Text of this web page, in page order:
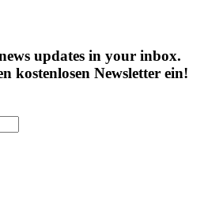
updates in your inbox.
kostenlosen Newsletter ein!